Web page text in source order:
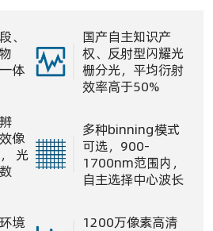
、
体
国产自主知识产
权、反射型闪耀光
栅分光，平均衍射
效率高于50%
像
光
多种binning模式
可选，900-
1700nm范围内，
自主选择中心波长
境
1200万像素高清